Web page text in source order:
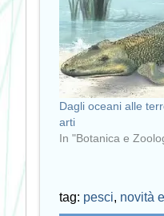
Dagli oceani alle
arti
In "Botanica e
tag: pesci, novità